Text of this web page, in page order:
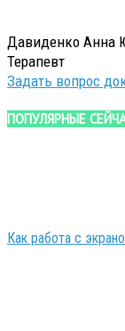
Давиденко Анна
Терапевт
Задать вопрос
ПОПУЛЯРНЫЕ
Как работа с